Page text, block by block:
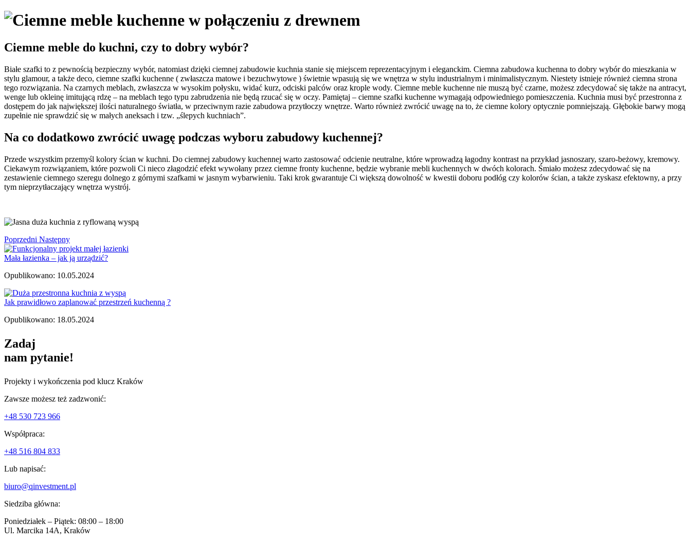
Ciemne meble do kuchni, czy to dobry wybór?
Białe szafki to z pewnością bezpieczny wybór, natomiast dzięki ciemnej zabudowie kuchnia stanie się miejscem reprezentacyjnym i eleganckim. Ciemna zabudowa kuchenna to dobry wybór do mieszkania w
stylu glamour, a także deco, ciemne szafki kuchenne ( zwłaszcza matowe i bezuchwytowe ) świetnie wpasują się we wnętrza w stylu industrialnym i minimalistycznym. Niestety istnieje również ciemna strona
tego rozwiązania. Na czarnych meblach, zwłaszcza w wysokim połysku, widać kurz, odciski palców oraz krople wody. Ciemne meble kuchenne nie muszą być czarne, możesz zdecydować się także na antracyt,
wenge lub okleinę imitującą rdzę – na meblach tego typu zabrudzenia nie będą rzucać się w oczy. Pamiętaj – ciemne szafki kuchenne wymagają odpowiedniego pomieszczenia. Kuchnia musi być przestronna z
dostępem do jak największej ilości naturalnego światła, w przeciwnym razie zabudowa przytłoczy wnętrze. Warto również zwrócić uwagę na to, że ciemne kolory optycznie pomniejszają. Głębokie barwy mogą
zupełnie nie sprawdzić się w małych aneksach i tzw. „ślepych kuchniach”.
Na co dodatkowo zwrócić uwagę podczas wyboru zabudowy kuchennej?
Przede wszystkim przemyśl kolory ścian w kuchni. Do ciemnej zabudowy kuchennej warto zastosować odcienie neutralne, które wprowadzą łagodny kontrast na przykład jasnoszary, szaro-beżowy, kremowy.
Ciekawym rozwiązaniem, które pozwoli Ci nieco złagodzić efekt wywołany przez ciemne fronty kuchenne, będzie wybranie mebli kuchennych w dwóch kolorach. Śmiało możesz zdecydować się na
zestawienie ciemnego szeregu dolnego z górnymi szafkami w jasnym wybarwieniu. Taki krok gwarantuje Ci większą dowolność w kwestii doboru podłóg czy kolorów ścian, a także zyskasz efektowny, a przy
tym nieprzytłaczający wnętrza wystrój.
Poprzedni Następny
Mała łazienka – jak ją urządzić?
Opublikowano: 10.05.2024
Jak prawidłowo zaplanować przestrzeń kuchenną ?
Opublikowano: 18.05.2024
Zadaj
nam pytanie!
Projekty i wykończenia pod klucz Kraków
Zawsze możesz też zadzwonić:
+48 530 723 966
Współpraca:
+48 516 804 833
Lub napisać:
biuro@qinvestment.pl
Siedziba główna:
Poniedziałek – Piątek: 08:00 – 18:00
Ul. Marcika 14A, Kraków